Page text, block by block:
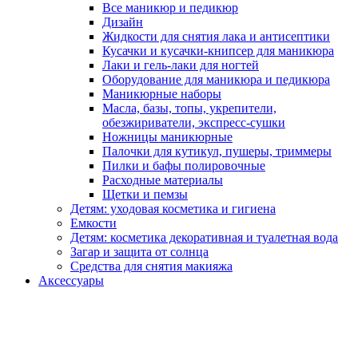
Все маникюр и педикюр
Дизайн
Жидкости для снятия лака и антисептики
Кусачки и кусачки-книпсер для маникюра
Лаки и гель-лаки для ногтей
Оборудование для маникюра и педикюра
Маникюрные наборы
Масла, базы, топы, укрепители,
обезжириватели, экспресс-сушки
Ножницы маникюрные
Палочки для кутикул, пушеры, триммеры
Пилки и бафы полировочные
Расходные материалы
Щетки и пемзы
Детям: уходовая косметика и гигиена
Емкости
Детям: косметика декоративная и туалетная вода
Загар и защита от солнца
Средства для снятия макияжа
Аксессуары